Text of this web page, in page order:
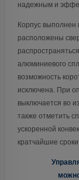
надежным и
Корпус выполнен
расположены
алюминиевого
возможность
исключена. При
выключается во
также отметить
ускоренной
кратчайшие сроки.